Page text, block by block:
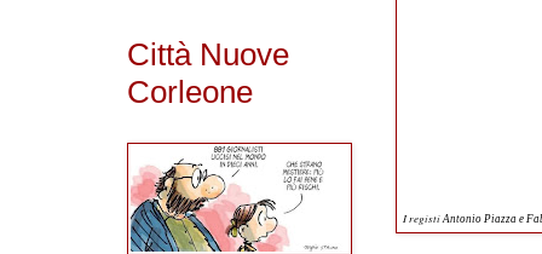
I registi Antonio Piazza e
Città Nuove
Corleone